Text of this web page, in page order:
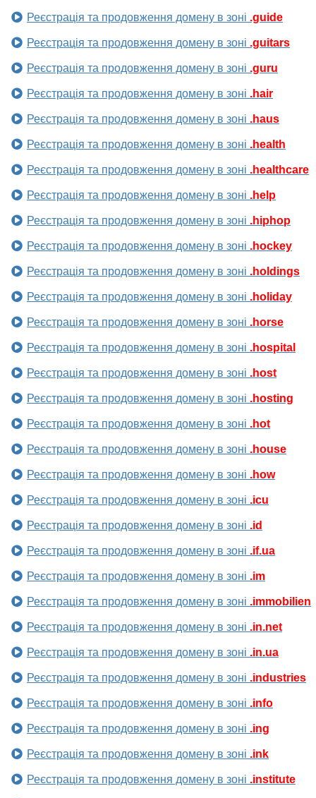
Реєстрація та продовження домену в зоні .guide
Реєстрація та продовження домену в зоні .guitars
Реєстрація та продовження домену в зоні .guru
Реєстрація та продовження домену в зоні .hair
Реєстрація та продовження домену в зоні .haus
Реєстрація та продовження домену в зоні .health
Реєстрація та продовження домену в зоні .healthcare
Реєстрація та продовження домену в зоні .help
Реєстрація та продовження домену в зоні .hiphop
Реєстрація та продовження домену в зоні .hockey
Реєстрація та продовження домену в зоні .holdings
Реєстрація та продовження домену в зоні .holiday
Реєстрація та продовження домену в зоні .horse
Реєстрація та продовження домену в зоні .hospital
Реєстрація та продовження домену в зоні .host
Реєстрація та продовження домену в зоні .hosting
Реєстрація та продовження домену в зоні .hot
Реєстрація та продовження домену в зоні .house
Реєстрація та продовження домену в зоні .how
Реєстрація та продовження домену в зоні .icu
Реєстрація та продовження домену в зоні .id
Реєстрація та продовження домену в зоні .if.ua
Реєстрація та продовження домену в зоні .im
Реєстрація та продовження домену в зоні .immobilien
Реєстрація та продовження домену в зоні .in.net
Реєстрація та продовження домену в зоні .in.ua
Реєстрація та продовження домену в зоні .industries
Реєстрація та продовження домену в зоні .info
Реєстрація та продовження домену в зоні .ing
Реєстрація та продовження домену в зоні .ink
Реєстрація та продовження домену в зоні .institute